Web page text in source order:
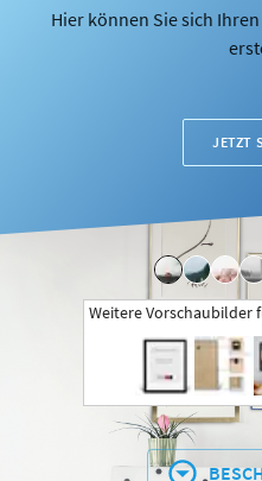
Hier können Sie sich
JETZT
Weitere Vorschaubilder